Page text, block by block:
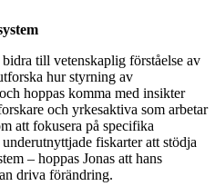
bidra till vetenskaplig förståelse av
hur styrning av
hoppas komma med insikter
och yrkesaktiva som arbetar
att fokusera på specifika
fiskarter att stödja
– hoppas Jonas att hans
driva förändring.